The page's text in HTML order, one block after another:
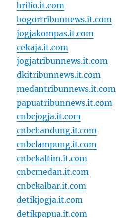
brilio.it.com
bogortribunnews.it.com
jogjakompas.it.com
cekaja.it.com
jogjatribunnews.it.com
dkitribunnews.it.com
medantribunnews.it.com
papuatribunnews.it.com
cnbcjogja.it.com
cnbcbandung.it.com
cnbclampung.it.com
cnbckaltim.it.com
cnbcmedan.it.com
cnbckalbar.it.com
detikjogja.it.com
detikpapua.it.com